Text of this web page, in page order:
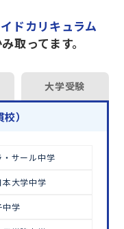
目指しません
おります。
ドカリキュラム
取ってます。
大学受験
校）
・サール中学
本大学中学
中学